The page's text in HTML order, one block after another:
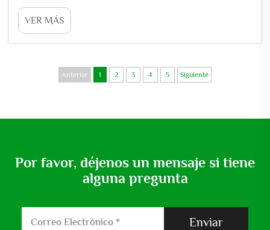
vs. succionar: cómo la inmersión elimina las
limitaciones de succión. Las bombas antiguas de
pozos poco profundos funcionan utilizando la presión
claro aquí alrededor de...
VER MÁS
Anterior 1 2 3 4 5 Siguiente
Por favor, déjenos un mensaje si tiene
alguna pregunta
Enviar